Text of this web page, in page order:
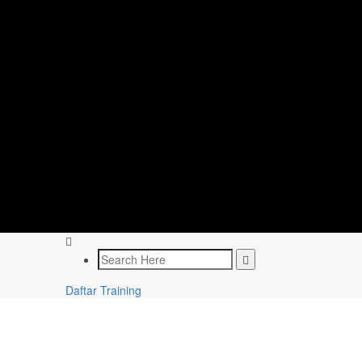
Daftar Training